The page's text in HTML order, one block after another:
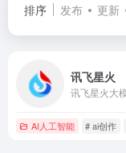
排序 发布 更新
讯飞星火
AI人工智能 # ai创作